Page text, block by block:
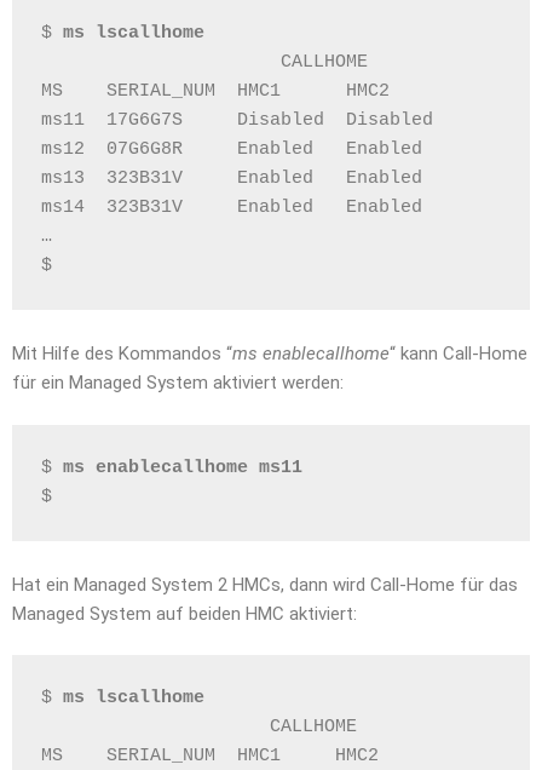
$ ms lscallhome
CALLHOME
MS    SERIAL_NUM  HMC1      HMC2
ms11  17G6G7S     Disabled  Disabled
ms12  07G6G8R     Enabled   Enabled
ms13  323B31V     Enabled   Enabled
ms14  323B31V     Enabled   Enabled
…
$
Mit Hilfe des Kommandos “ms enablecallhome“ kann Call-Home
für ein Managed System aktiviert werden:
$ ms enablecallhome ms11
$
Hat ein Managed System 2 HMCs, dann wird Call-Home für das
Managed System auf beiden HMC aktiviert:
$ ms lscallhome
CALLHOME
MS    SERIAL_NUM  HMC1     HMC2